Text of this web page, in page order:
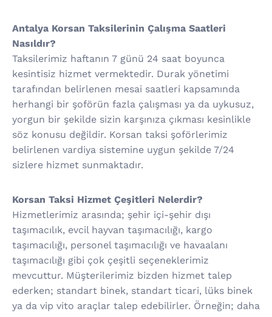
Antalya Korsan Taksilerinin Çalışma Saatleri
Nasıldır?
Taksilerimiz haftanın 7 günü 24 saat boyunca
kesintisiz hizmet vermektedir. Durak yönetimi
tarafından belirlenen mesai saatleri kapsamında
herhangi bir şoförün fazla çalışması ya da uykusuz,
yorgun bir şekilde sizin karşınıza çıkması kesinlikle
söz konusu değildir. Korsan taksi şoförlerimiz
belirlenen vardiya sistemine uygun şekilde 7/24
sizlere hizmet sunmaktadır.
Korsan Taksi Hizmet Çeşitleri Nelerdir?
Hizmetlerimiz arasında; şehir içi-şehir dışı
taşımacılık, evcil hayvan taşımacılığı, kargo
taşımacılığı, personel taşımacılığı ve havaalanı
taşımacılığı gibi çok çeşitli seçeneklerimiz
mevcuttur. Müşterilerimiz bizden hizmet talep
ederken; standart binek, standart ticari, lüks binek
ya da vip vito araçlar talep edebilirler. Örneğin; daha